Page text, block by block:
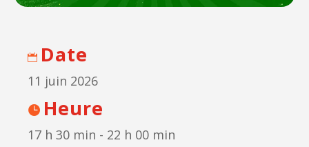
Date
11 juin 2026
Heure
17 h 30 min - 22 h 00 min